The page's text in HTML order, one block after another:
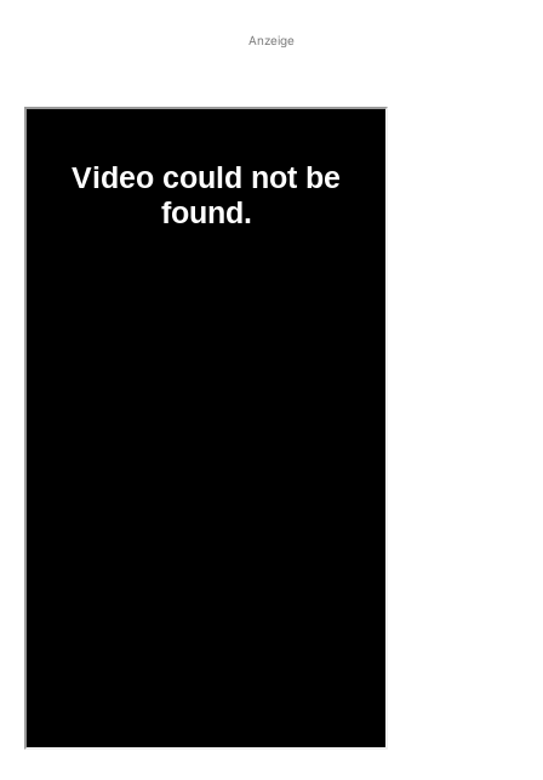
Anzeige